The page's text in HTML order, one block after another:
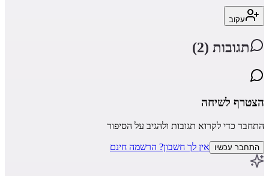
עקוב
תגובות (2
)
הצטרף לשיחה
התחבר כדי לקרוא תגובות ולהגיב על הסיפור
התחבר עכשיו אין לך חשבון? הרשמה חינם